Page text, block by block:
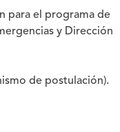
para el programa de
y Dirección
de postulación).